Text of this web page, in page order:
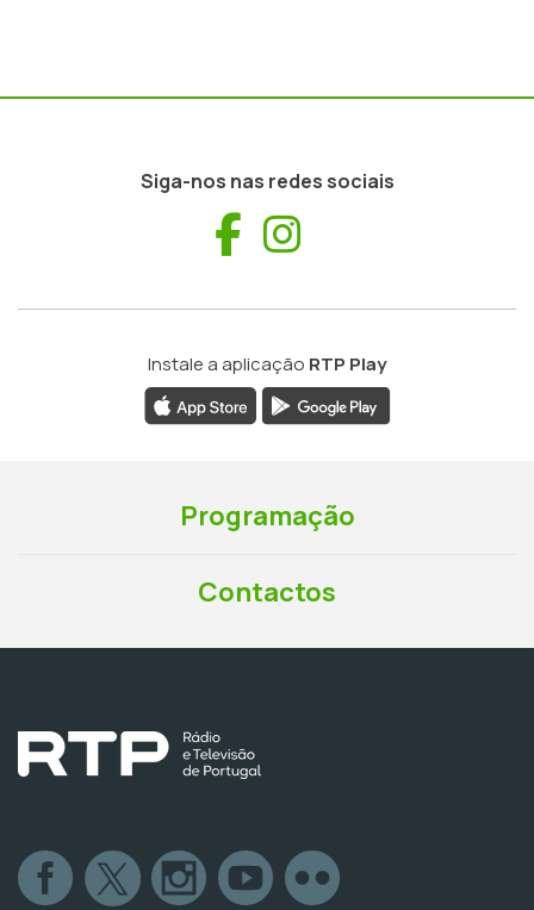
Siga-nos nas redes sociais
Facebook
Instale a aplicação RTP Play
Programação
Contactos